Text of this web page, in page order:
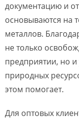
документацию и
основываются на
металлов.
не только
предприятии, но и
природных
этом помогает.
Для оптовых